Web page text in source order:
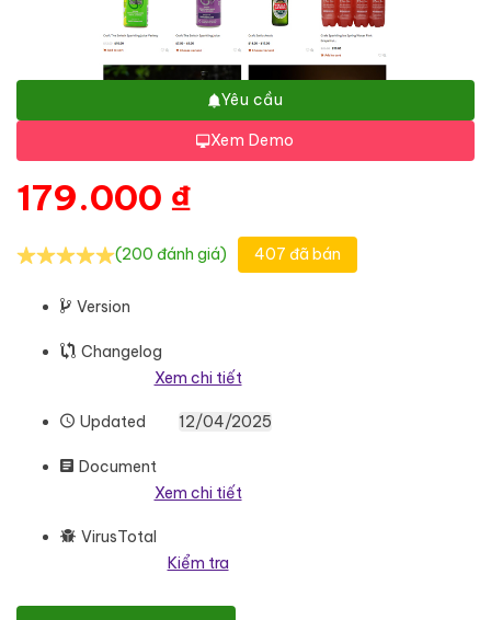
Yêu cầu
Xem Demo
179.000 ₫
(200 đánh giá) 407 đã bán
Version
Changelog
Xem chi tiết
Updated 12/04/2025
Document
Xem chi tiết
VirusTotal
Kiểm tra
TrueBeer - Stylish Functional Bootstrap Shopify Theme số lượng